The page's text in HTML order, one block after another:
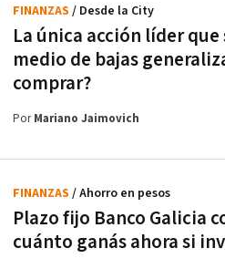
La única acción líder que
medio de bajas
comprar?
FINANZAS / Desde la City
PorMariano Jaimovich
Plazo fijo Banco Galicia
cuánto ganás ahora si
FINANZAS / Ahorro en pesos